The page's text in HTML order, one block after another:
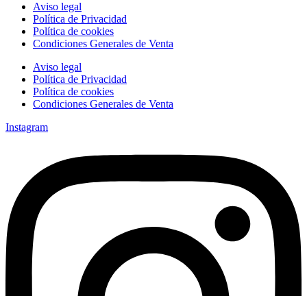
Aviso legal
Política de Privacidad
Política de cookies
Condiciones Generales de Venta
Aviso legal
Política de Privacidad
Política de cookies
Condiciones Generales de Venta
Instagram